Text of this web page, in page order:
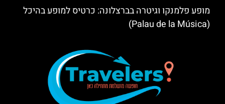
מופע פלמנקו וגיטרה בברצלונה: כרטיס למופע בהיכל
(Palau de la Música)